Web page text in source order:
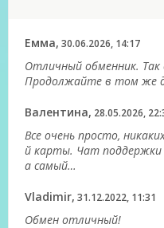
Емма, 30.06.2026, 14:17
Отличный обменник.
Продолжайте в том же
Валентина, 28.05.2026,
Все очень просто,
й карты. Чат
а самый…
Vladimir, 31.12.2022, 11:31
Обмен отличный!